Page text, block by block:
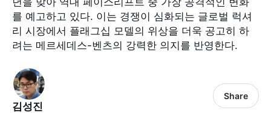
를 예고하고 있다. 이는 경쟁이 심화되는 글로벌 럭셔
리 시장에서 플래그십 모델의 위상을 더욱 공고히 하
려는 메르세데스-벤츠의 강력한 의지를 반영한다.
김성진
Share